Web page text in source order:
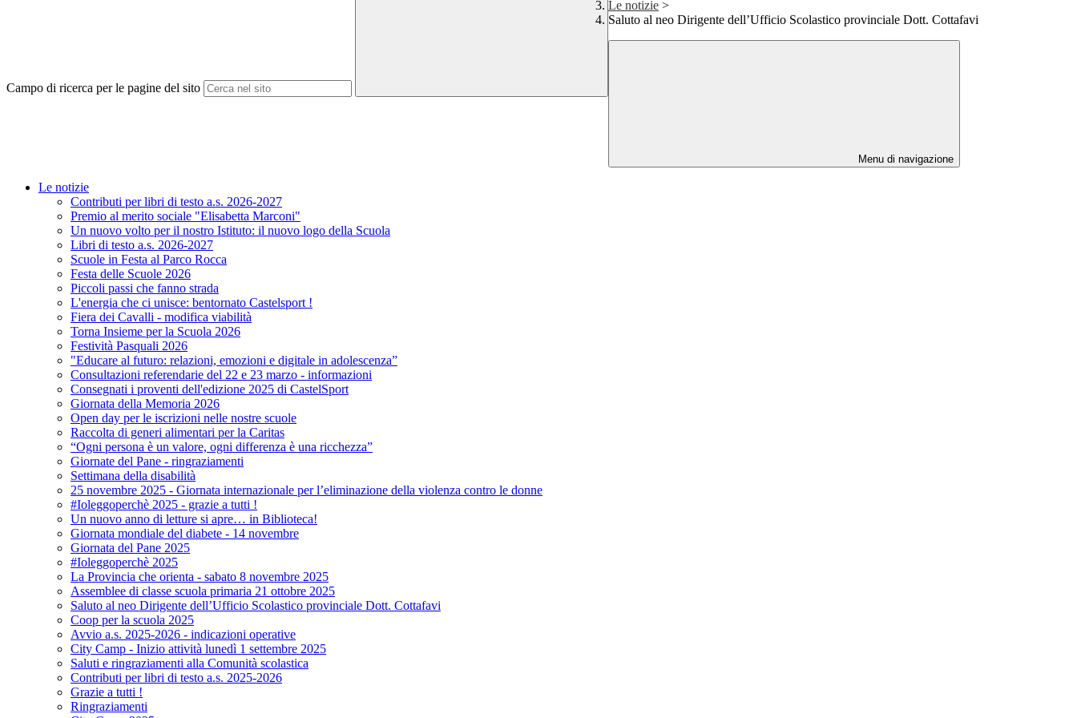
Campo di ricerca per le pagine del sito
Le notizie >
Saluto al neo Dirigente dell’Ufficio Scolastico provinciale Dott. Cottafavi
Menu di navigazione
Le notizie
Contributi per libri di testo a.s. 2026-2027
Premio al merito sociale "Elisabetta Marconi"
Un nuovo volto per il nostro Istituto: il nuovo logo della Scuola
Libri di testo a.s. 2026-2027
Scuole in Festa al Parco Rocca
Festa delle Scuole 2026
Piccoli passi che fanno strada
L'energia che ci unisce: bentornato Castelsport !
Fiera dei Cavalli - modifica viabilità
Torna Insieme per la Scuola 2026
Festività Pasquali 2026
"Educare al futuro: relazioni, emozioni e digitale in adolescenza”
Consultazioni referendarie del 22 e 23 marzo - informazioni
Consegnati i proventi dell'edizione 2025 di CastelSport
Giornata della Memoria 2026
Open day per le iscrizioni nelle nostre scuole
Raccolta di generi alimentari per la Caritas
“Ogni persona è un valore, ogni differenza è una ricchezza”
Giornate del Pane - ringraziamenti
Settimana della disabilità
25 novembre 2025 - Giornata internazionale per l’eliminazione della violenza contro le donne
#Ioleggoperchè 2025 - grazie a tutti !
Un nuovo anno di letture si apre… in Biblioteca!
Giornata mondiale del diabete - 14 novembre
Giornata del Pane 2025
#Ioleggoperchè 2025
La Provincia che orienta - sabato 8 novembre 2025
Assemblee di classe scuola primaria 21 ottobre 2025
Saluto al neo Dirigente dell’Ufficio Scolastico provinciale Dott. Cottafavi
Coop per la scuola 2025
Avvio a.s. 2025-2026 - indicazioni operative
City Camp - Inizio attività lunedì 1 settembre 2025
Saluti e ringraziamenti alla Comunità scolastica
Contributi per libri di testo a.s. 2025-2026
Grazie a tutti !
Ringraziamenti